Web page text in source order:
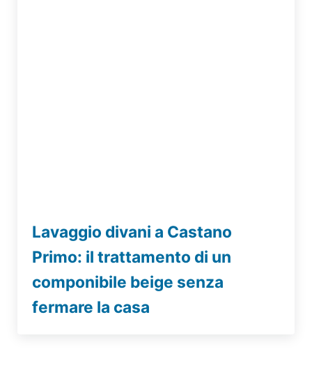
Lavaggio divani a Castano
Primo: il trattamento di un
componibile beige senza
fermare la casa